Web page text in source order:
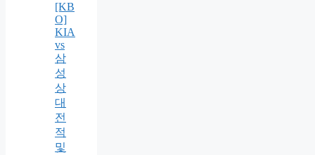
[KB
O]
KIA
vs
삼
성
상
대
전
적
및